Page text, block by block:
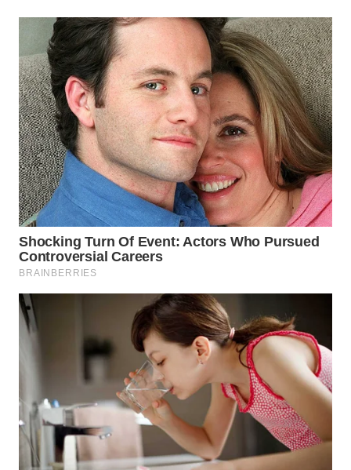
WN
BINTAN
WN
MANDALIKA
WN
LIKUPANG
WN
LABUANBAJO
WN
Wahana
Media
NEWS
WAHANA
TANI